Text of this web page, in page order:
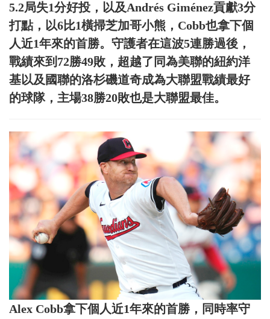
5.2局失1分好投，以及Andrés Giménez貢獻3分
打點，以6比1橫掃芝加哥小熊，Cobb也拿下個
人近1年來的首勝。守護者在這波5連勝過後，
戰績來到72勝49敗，超越了同為美聯的紐約洋
基以及國聯的洛杉磯道奇成為大聯盟戰績最好
的球隊，主場38勝20敗也是大聯盟最佳。
Alex Cobb拿下個人近1年來的首勝，同時率守